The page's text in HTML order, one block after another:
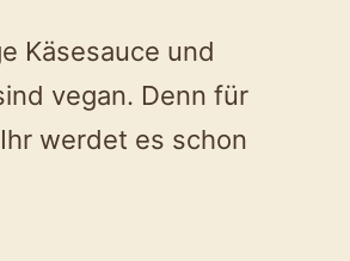
Käsesauce und
vegan. Denn für
werdet es schon